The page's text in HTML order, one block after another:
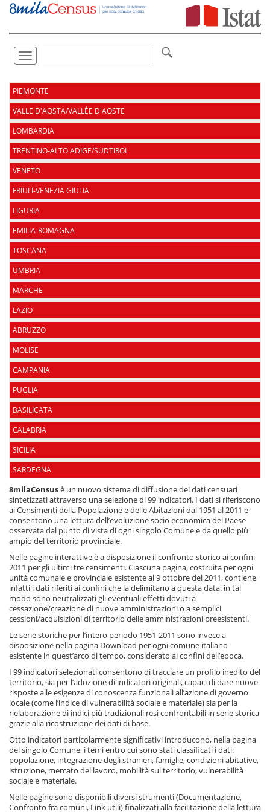
Vai
direttamente
Toggle
navigation
.
PIEMONTE
VALLE D'AOSTA/VALLÉE D'AOSTE
LOMBARDIA
TRENTINO-ALTO ADIGE/SÜDTIROL
VENETO
FRIULI-VENEZIA GIULIA
LIGURIA
EMILIA-ROMAGNA
TOSCANA
UMBRIA
MARCHE
LAZIO
ABRUZZO
MOLISE
CAMPANIA
PUGLIA
BASILICATA
CALABRIA
SICILIA
SARDEGNA
8milaCensusè un nuovo sistema di diffusione dei dati censuari
sintetizzati attraverso una selezione di 99 indicatori. I dati si riferiscono
ai Censimenti della Popolazione e delle Abitazioni dal 1951 al 2011 e
consentono una lettura dell’evoluzione socio economica del Paese
osservata dal punto di vista di ogni singolo Comune e da quello più
ampio del territorio provinciale.
Nelle pagine interattive è a disposizione il confronto storico ai confini
2011 per gli ultimi tre censimenti. Ciascuna pagina, costruita per ogni
unità comunale e provinciale esistente al 9 ottobre del 2011, contiene
infatti i dati riferiti ai confini che la delimitano a questa data: in tal
modo sono neutralizzati gli eventuali effetti dovuti a
cessazione/creazione di nuove amministrazioni o a semplici
cessioni/acquisizioni di territorio delle amministrazioni preesistenti.
Le serie storiche per l’intero periodo 1951-2011 sono invece a
disposizione nella pagina Download per ogni comune italiano
esistente in quest’arco di tempo, considerato ai confini dell’epoca.
I 99 indicatori selezionati consentono di tracciare un profilo inedito del
territorio, sia per l’adozione di indicatori originali, capaci di dare nuove
risposte alle esigenze di conoscenza funzionali all’azione di governo
locale (come l’indice di vulnerabilità sociale e materiale) sia per la
rielaborazione di indici più tradizionali resi confrontabili in serie storica
grazie alla ricostruzione dei dati di base.
Otto indicatori particolarmente significativi introducono, nella pagina
del singolo Comune, i temi entro cui sono stati classificati i dati:
popolazione, integrazione degli stranieri, famiglie, condizioni abitative,
istruzione, mercato del lavoro, mobilità sul territorio, vulnerabilità
sociale e materiale.
Nelle pagine sono disponibili diversi strumenti (Documentazione,
Confronto fra comuni, Link utili) finalizzati alla facilitazione della lettura